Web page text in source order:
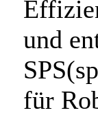
und
für